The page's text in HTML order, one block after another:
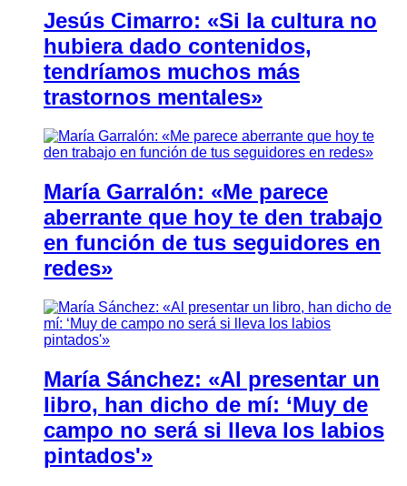
Jesús Cimarro: «Si la cultura no
hubiera dado contenidos,
tendríamos muchos más
trastornos mentales»
María Garralón: «Me parece
aberrante que hoy te den trabajo
en función de tus seguidores en
redes»
María Sánchez: «Al presentar un
libro, han dicho de mí: ‘Muy de
campo no será si lleva los labios
pintados'»